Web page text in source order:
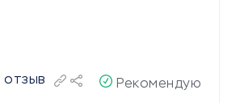
отзыв Рекомендую